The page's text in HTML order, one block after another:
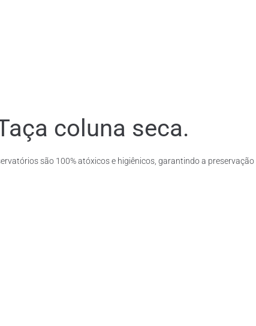
coluna seca.
são 100% atóxicos e higiênicos, garantindo a preservação